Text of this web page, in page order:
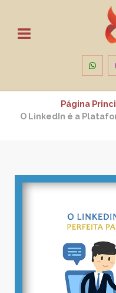
Página
O LinkedIn é a